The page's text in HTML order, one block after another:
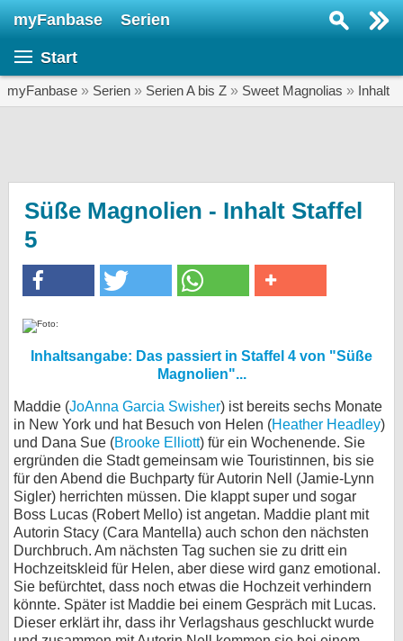
myFanbase Serien
Start
myFanbase » Serien » Serien A bis Z » Sweet Magnolias » Inhalt
Süße Magnolien - Inhalt Staffel
5
Inhaltsangabe: Das passiert in Staffel 4 von "Süße
Magnolien"...
Maddie (JoAnna Garcia Swisher) ist bereits sechs Monate
in New York und hat Besuch von Helen (Heather Headley)
und Dana Sue (Brooke Elliott) für ein Wochenende. Sie
ergründen die Stadt gemeinsam wie Touristinnen, bis sie
für den Abend die Buchparty für Autorin Nell (Jamie-Lynn
Sigler) herrichten müssen. Die klappt super und sogar
Boss Lucas (Robert Mello) ist angetan. Maddie plant mit
Autorin Stacy (Cara Mantella) auch schon den nächsten
Durchbruch. Am nächsten Tag suchen sie zu dritt ein
Hochzeitskleid für Helen, aber diese wird ganz emotional.
Sie befürchtet, dass noch etwas die Hochzeit verhindern
könnte. Später ist Maddie bei einem Gespräch mit Lucas.
Dieser erklärt ihr, dass ihr Verlagshaus geschluckt wurde
SERIEN
Specials
Gewinnspiele
bei X
bei Facebook
Kontakt
Nutzungsbedingungen
Datenschutz